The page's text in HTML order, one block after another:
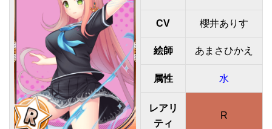
CV 櫻井ありす
絵師 あまさひかえ
属性 水
レアリ
ティ
R